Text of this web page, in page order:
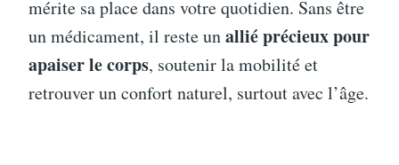
mérite sa place dans votre quotidien. Sans être
un médicament, il reste unallié précieux pour
apaiser le corps, soutenir la mobilité et
retrouver un confort naturel, surtout avec l’âge.